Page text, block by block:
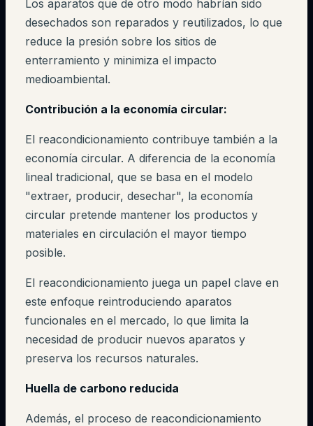
Los aparatos que de otro modo habrían sido
desechados son reparados y reutilizados, lo que
reduce la presión sobre los sitios de
enterramiento y minimiza el impacto
medioambiental.
Contribución a la economía circular:
El reacondicionamiento contribuye también a la
economía circular. A diferencia de la economía
lineal tradicional, que se basa en el modelo
"extraer, producir, desechar", la economía
circular pretende mantener los productos y
materiales en circulación el mayor tiempo
posible.
El reacondicionamiento juega un papel clave en
este enfoque reintroduciendo aparatos
funcionales en el mercado, lo que limita la
necesidad de producir nuevos aparatos y
preserva los recursos naturales.
Huella de carbono reducida
Además, el proceso de reacondicionamiento